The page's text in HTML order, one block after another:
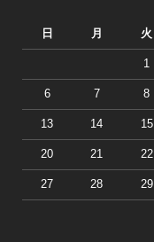
日 月 火
1
6 7 8
13 14 15
20 21 22
27 28 29